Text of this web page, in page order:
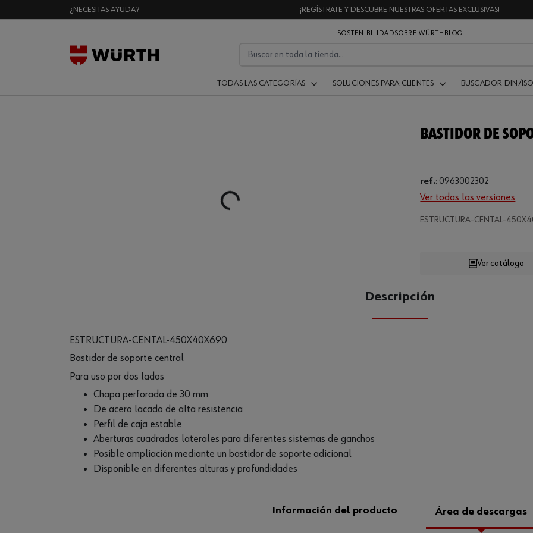
¿NECESITAS AYUDA? ¡REGÍSTRATE Y DESCUBRE NUESTRAS OFERTAS EXCLUSIVAS!
SOSTENIBILIDADSOBRE WÜRTH BLOG
TODAS LAS CATEGORÍAS SOLUCIONES PARA CLIENTES BUSCADOR DIN/
Loading...
BASTIDOR DE
ref.: 0963002302
Ver todas las versiones
ESTRUCTURA-CENTAL-
CANTIDAD
Ver catálogo
Descripción
ESTRUCTURA-CENTAL-450X40X690
Bastidor de soporte central
Para uso por dos lados
Chapa perforada de 30 mm
De acero lacado de alta resistencia
Perfil de caja estable
Aberturas cuadradas laterales para diferentes sistemas de ganchos
Posible ampliación mediante un bastidor de soporte adicional
Disponible en diferentes alturas y profundidades
Información del producto Área de descargas